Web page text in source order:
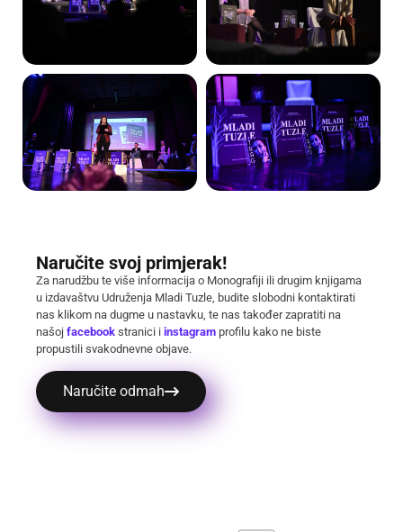
Naručite svoj primjerak!
Za narudžbu te više informacija o Monografiji ili drugim knjigama
u izdavaštvu Udruženja Mladi Tuzle, budite slobodni kontaktirati
nas klikom na dugme u nastavku, te nas također zapratiti na
našoj facebook stranici i instagram profilu kako ne biste
propustili svakodnevne objave.
Naručite odmah